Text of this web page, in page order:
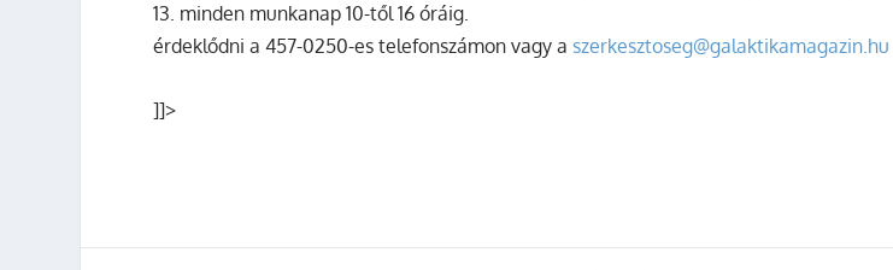
13. minden munkanap 10-től 16 óráig.
érdeklődni a 457-0250-es telefonszámon vagy aszerkesztoseg@galaktikamagazin.hu
]]>